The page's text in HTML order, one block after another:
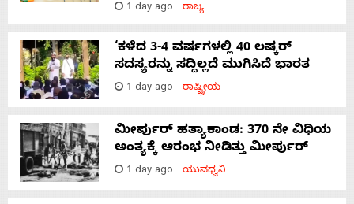
1 day ago ರಾಜ್ಯ
‘ಕಳೆದ 3-4 ವರ್ಷಗಳಲ್ಲಿ 40 ಲಷ್ಕರ್
ಸದಸ್ಯರನ್ನು ಸದ್ದಿಲ್ಲದೆ ಮುಗಿಸಿದೆ ಭಾರತ
1 day ago ರಾಷ್ಟ್ರೀಯ
ಮೀರ್ಪುರ್ ಹತ್ಯಾಕಾಂಡ: 370 ನೇ ವಿಧಿಯ
ಅಂತ್ಯಕ್ಕೆ ಆರಂಭ ನೀಡಿತ್ತು ಮೀರ್ಪುರ್
1 day ago ಯುವಧ್ವನಿ